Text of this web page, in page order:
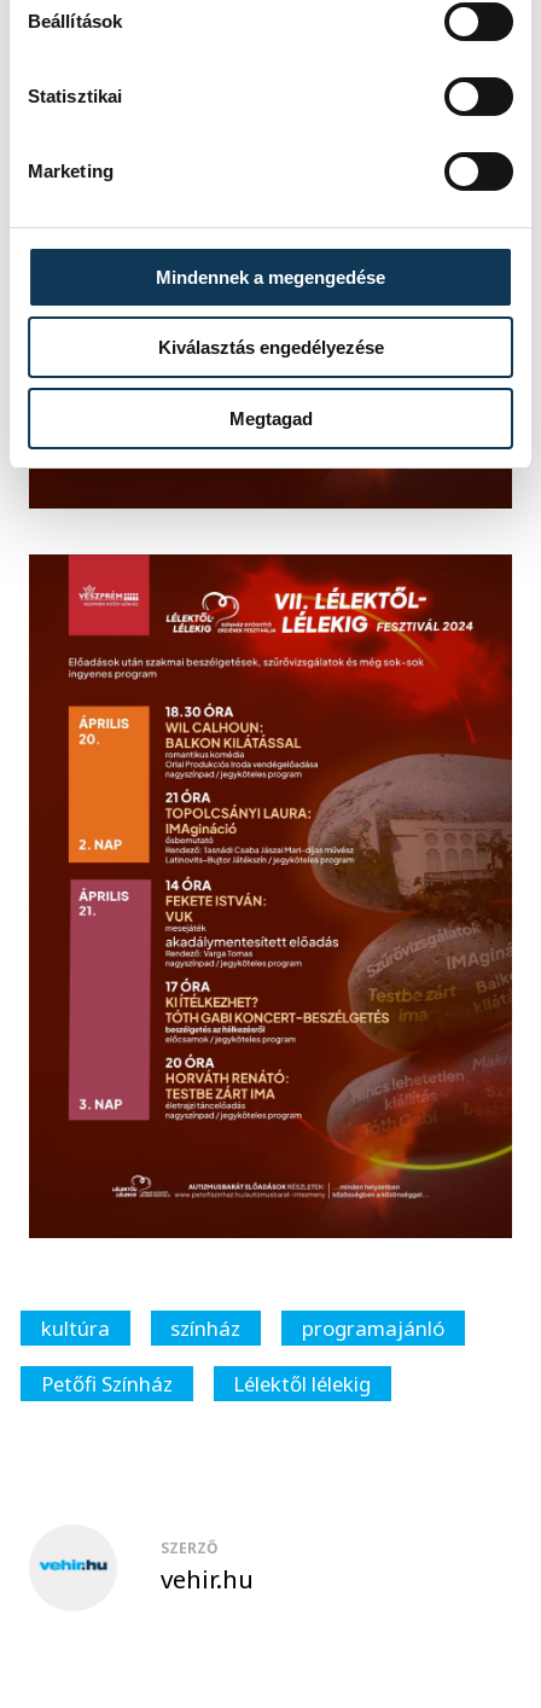
Beállítások
Statisztikai
Marketing
Mindennek a megengedése
Kiválasztás engedélyezése
Megtagad
kultúra színház
programajánló
Petőfi Színház
Lélektől lélekig
SZERZŐ
vehir.hu